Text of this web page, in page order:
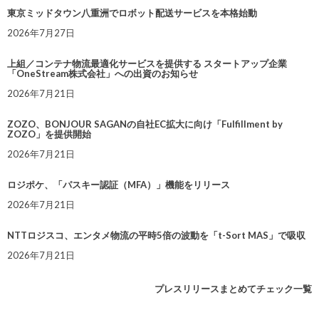
東京ミッドタウン八重洲でロボット配送サービスを本格始動
2026年7月27日
上組／コンテナ物流最適化サービスを提供する スタートアップ企業
「OneStream株式会社」への出資のお知らせ
2026年7月21日
ZOZO、BONJOUR SAGANの自社EC拡大に向け「Fulfillment by
ZOZO」を提供開始
2026年7月21日
ロジポケ、「パスキー認証（MFA）」機能をリリース
2026年7月21日
NTTロジスコ、エンタメ物流の平時5倍の波動を「t-Sort MAS」で吸収
2026年7月21日
プレスリリースまとめてチェック一覧